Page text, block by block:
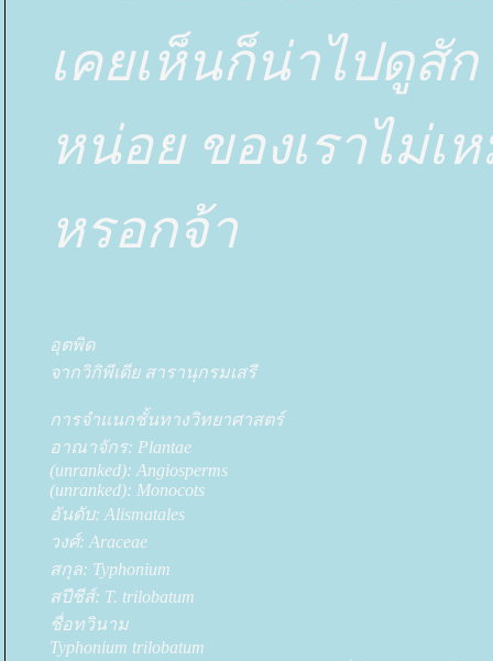
เคยเห็นก็น่าไปดูสัก
หน่อย ของเราไม่เ
หรอกจ้า
อุตพิด
จากวิกิพีเดีย สารานุกรมเสรี
การจำแนกชั้นทางวิทยาศาสตร์
อาณาจักร: Plantae
(unranked): Angiosperms
(unranked): Monocots
อันดับ: Alismatales
วงศ์: Araceae
สกุล: Typhonium
สปีชีส์: T. trilobatum
ชื่อทวินาม
Typhonium trilobatum